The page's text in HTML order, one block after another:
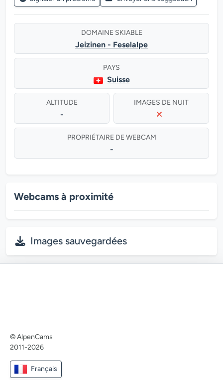
DOMAINE SKIABLE
Jeizinen - Feselalpe
PAYS
Suisse
ALTITUDE
-
IMAGES DE NUIT
PROPRIÉTAIRE DE WEBCAM
-
Webcams à proximité
Images sauvegardées
© AlpenCams
2011-2026
Français